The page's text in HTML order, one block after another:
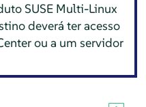
SUSE Multi-Linux
deverá ter acesso
ou a um servidor